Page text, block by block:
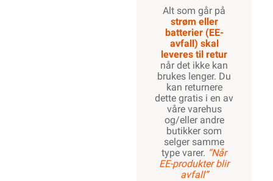
Alt som går på
strøm eller
batterier (EE-
avfall) skal
leveres til retur
når det ikke kan
brukes lenger. Du
kan returnere
dette gratis i en av
våre varehus
og/eller andre
butikker som
selger samme
type varer. “Når
EE-produkter blir
avfall”